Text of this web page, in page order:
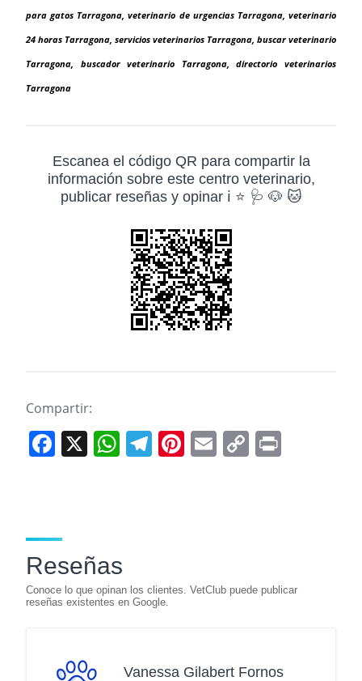
para gatos Tarragona, veterinario de urgencias Tarragona, veterinario
24 horas Tarragona, servicios veterinarios Tarragona, buscar veterinario
Tarragona, buscador veterinario Tarragona, directorio veterinarios
Tarragona
Escanea el código QR para compartir la
información sobre este centro veterinario,
publicar reseñas y opinar ℹ️ ⭐ 🩺 🐶 🐱
Compartir:
F
b
o
o
X W
p
p
T Pi E C
k
Reseñas
Vanessa Gilabert Fornos